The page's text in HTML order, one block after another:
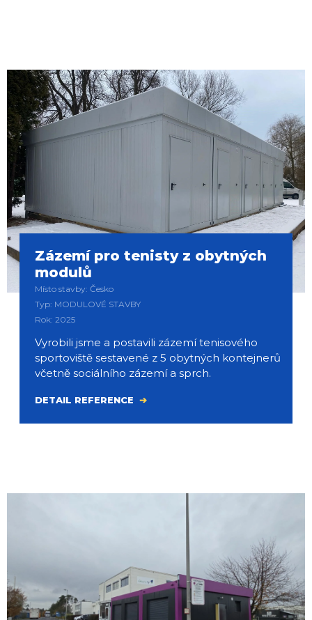
Zázemí pro tenisty z obytných
modulů
Místo stavby: Česko
Typ: MODULOVÉ STAVBY
Rok: 2025
Vyrobili jsme a postavili zázemí tenisového
sportoviště sestavené z 5 obytných kontejnerů
včetně sociálního zázemí a sprch.
DETAIL REFERENCE